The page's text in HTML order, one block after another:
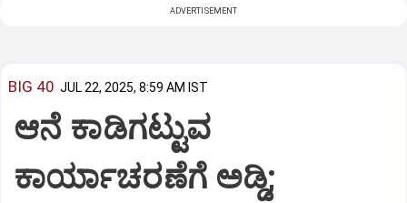
ADVERTISEMENT
BIG 40 JUL 22, 2025, 8:59 AM IST
ಆನೆ ಕಾಡಿಗಟ್ಟುವ
ಕಾರ್ಯಾಚರಣೆಗೆ ಅಡ್ಡಿ;